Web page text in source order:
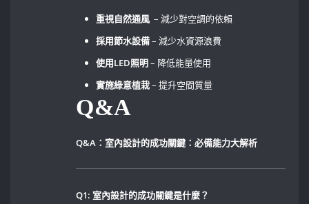
重視自然通風 ‍ – 減少對空調的依賴
採用節水設備– 減少水資源浪費
使用LED照明– 降低能量使用
實施綠意植栽– 提升空間質量
Q&A
Q&A：室內設計的成功關鍵：必備能力大解析
Q1: ⁢室內設計的成功關鍵是什麼？